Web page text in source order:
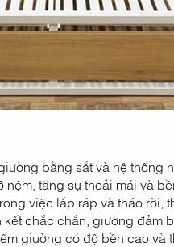
bằng sắt và hệ
tăng sự thoải mái và
việc lắp ráp và tháo rời,
chắc chắn, giường đảm
giường có độ bền cao và